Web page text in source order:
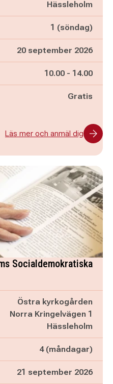
Hässleholm
1 (söndag)
20 september 2026
Pågår mellan
10.00 - och
14.00
Gratis
Läs mer och anmäl dig
Socialdemokratiska
Östra kyrkogården
Norra Kringelvägen 1
Hässleholm
4 (måndagar)
21 september 2026